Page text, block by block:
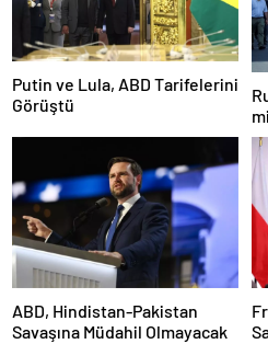
Putin ve Lula, ABD Tarifelerini
Görüştü
ABD, Hindistan-Pakistan
Savaşına Müdahil Olmayacak